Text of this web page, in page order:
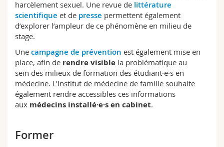
harcèlement sexuel. Une revue de littérature
scientifique et de presse permettent également
d’explorer l’ampleur de ce phénomène en milieu de
stage.
Une campagne de prévention est également mise en
place, afin de rendre visible la problématique au
sein des milieux de formation des étudiant·e·s en
médecine. L’Institut de médecine de famille souhaite
également rendre accessibles ces informations
aux médecins installé·e·s en cabinet.
Former